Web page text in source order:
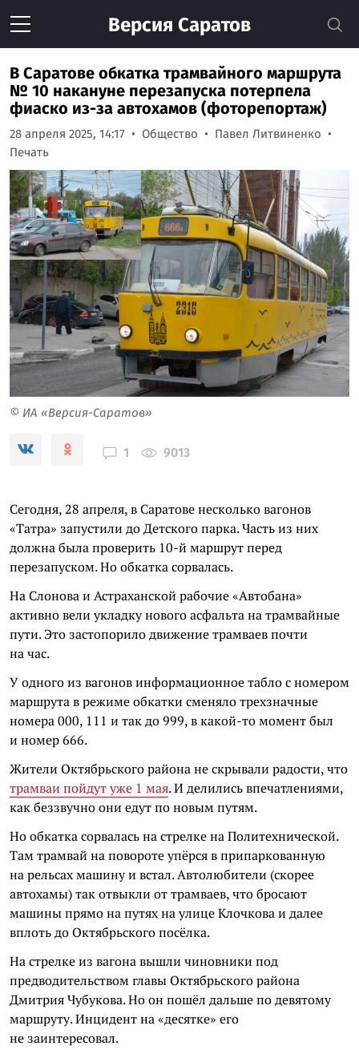
Версия Саратов
В Саратове обкатка трамвайного маршрута
№ 10 накануне перезапуска потерпела
фиаско из-за автохамов (фоторепортаж)
28 апреля 2025, 14:17 Общество
Павел Литвиненко
Печать
© ИА «Версия-Саратов»
1 9013
Сегодня, 28 апреля, в Саратове несколько вагонов
«Татра» запустили до Детского парка. Часть из них
должна была проверить 10-й маршрут перед
перезапуском. Но обкатка сорвалась.
На Слонова и Астраханской рабочие «Автобана»
активно вели укладку нового асфальта на трамвайные
пути. Это застопорило движение трамваев почти
на час.
У одного из вагонов информационное табло с номером
маршрута в режиме обкатки сменяло трехзначные
номера 000, 111 и так до 999, в какой-то момент был
и номер 666.
Жители Октябрьского района не скрывали радости, что
трамваи пойдут уже 1 мая. И делились впечатлениями,
как беззвучно они едут по новым путям.
Но обкатка сорвалась на стрелке на Политехнической.
Там трамвай на повороте упёрся в припаркованную
на рельсах машину и встал. Автолюбители (скорее
автохамы) так отвыкли от трамваев, что бросают
машины прямо на путях на улице Клочкова и далее
вплоть до Октябрьского посёлка.
На стрелке из вагона вышли чиновники под
предводительством главы Октябрьского района
Дмитрия Чубукова. Но он пошёл дальше по девятому
маршруту. Инцидент на «десятке» его
не заинтересовал.